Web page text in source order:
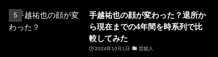
手越祐也の顔が変わった？退所か
ら現在までの4年間を時系列で比
較してみた
2024年10月1日 芸能人